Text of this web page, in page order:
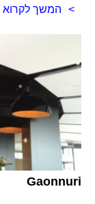
המשך לקרוא
Gaonnuri